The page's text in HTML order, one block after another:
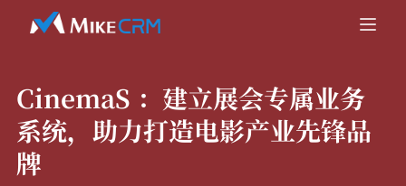
CinemaS ： 建立展会专属业务
系统，助力打造电影产业先锋品
牌